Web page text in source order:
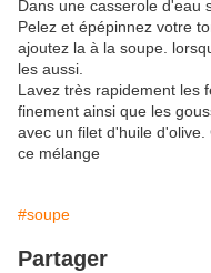
Dans une casserole d'eau
Pelez et épépinnez votre
ajoutez la à la soupe.
les aussi.
Lavez très rapidement les
finement ainsi que les
avec un filet d'huile
ce mélange
#soupe
Partager